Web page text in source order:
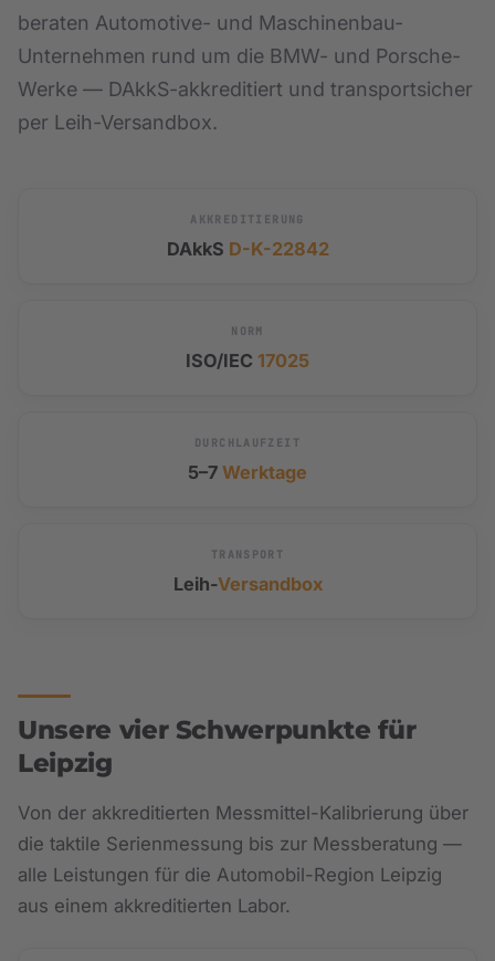
Drehmomentschlüssel
Drehmomentschrauber & Schlüssel · 0,1 Nm bis 1000 Nm
Klasse I bis III · DAkkS
Leistungsverzeichnis & Preise
Werkstückkalibrierung
DAkkS-akkreditierte 3D-Vermessung Ihrer Bauteile
Optische Vermessung
ZEISS T-SCAN hawk 2 · 3D-Scanning
beraten Automotive- und Maschinenbau-
Unternehmen rund um die BMW- und Porsche-
Werke — DAkkS-akkreditiert und transportsicher
per Leih-Versandbox.
AKKREDITIERUNG
DAkkS D-K-22842
NORM
ISO/IEC 17025
DURCHLAUFZEIT
5–7 Werktage
TRANSPORT
Leih-Versandbox
Unsere vier Schwerpunkte für
Leipzig
Von der akkreditierten Messmittel-Kalibrierung über
die taktile Serienmessung bis zur Messberatung —
alle Leistungen für die Automobil-Region Leipzig
aus einem akkreditierten Labor.